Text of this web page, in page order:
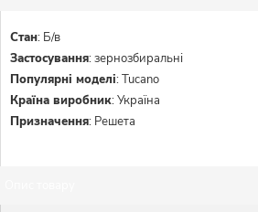
Стан: Б/в
Застосування:зернозбиральні
Популярні моделі:Tucano
Країна виробник:Україна
Призначення: Решета